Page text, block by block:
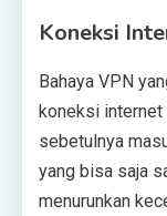
Koneksi
Bahaya VPN
koneksi internet
sebetulnya
yang bisa saja
menurunkan